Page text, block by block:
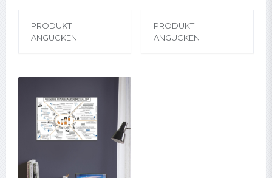
PRODUKT
ANGUCKEN
Produkt
auf.
PRODUKT
ANGUCKEN